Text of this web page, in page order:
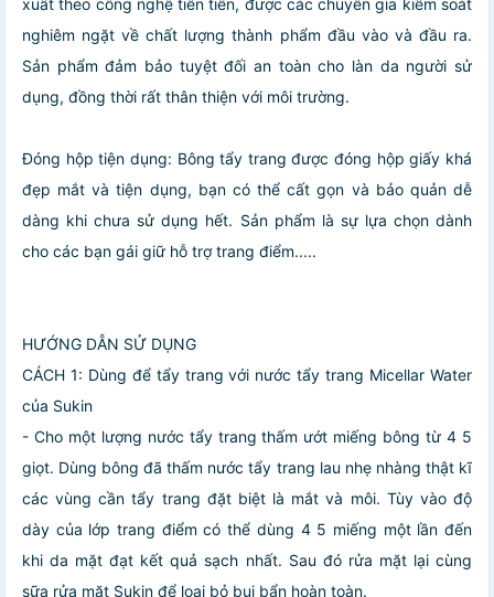
nghiêm ngặt về chất lượng thành phẩm đầu vào và đầu ra.
Sản phẩm đảm bảo tuyệt đối an toàn cho làn da người sử
dụng, đồng thời rất thân thiện với môi trường.
Đóng hộp tiện dụng: Bông tẩy trang được đóng hộp giấy khá
đẹp mắt và tiện dụng, bạn có thể cất gọn và bảo quản dễ
dàng khi chưa sử dụng hết. Sản phẩm là sự lựa chọn dành
cho các bạn gái giữ hỗ trợ trang điểm.....
HƯỚNG DẪN SỬ DỤNG
CÁCH 1: Dùng để tẩy trang với nước tẩy trang Micellar Water
của Sukin
- Cho một lượng nước tẩy trang thấm ướt miếng bông từ 4 5
giọt. Dùng bông đã thấm nước tẩy trang lau nhẹ nhàng thật kĩ
các vùng cần tẩy trang đặt biệt là mắt và môi. Tùy vào độ
dày của lớp trang điểm có thể dùng 4 5 miếng một lần đến
khi da mặt đạt kết quả sạch nhất. Sau đó rửa mặt lại cùng
sữa rửa mặt Sukin để loại bỏ bụi bẩn hoàn toàn.